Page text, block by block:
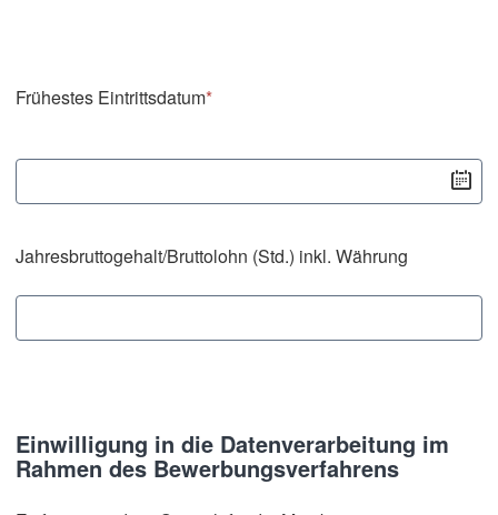
Frühestes Eintrittsdatum*
Jahresbruttogehalt/Bruttolohn (Std.) inkl. Währung
Einwilligung in die Datenverarbeitung im
Rahmen des Bewerbungsverfahrens